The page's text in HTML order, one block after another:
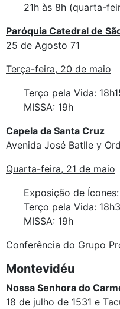
21h às 8h (quarta-
Paróquia Catedral de
25 de Agosto 71
Terça-feira, 20 de maio
Terço pela Vida:
MISSA: 19h
Capela da Santa Cruz
Avenida José Batlle y
Quarta-feira, 21 de maio
Exposição de
Terço pela Vida:
MISSA: 19h
Conferência do Grupo
Montevidéu
Nossa Senhora do
18 de julho de 1531 e